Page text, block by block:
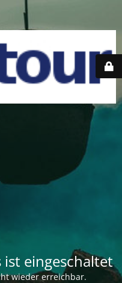
eingeschaltet
wieder erreichbar.